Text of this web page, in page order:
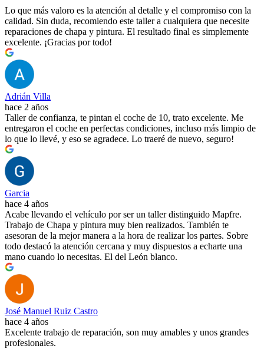
Lo que más valoro es la atención al detalle y el compromiso con la
calidad. Sin duda, recomiendo este taller a cualquiera que necesite
reparaciones de chapa y pintura. El resultado final es simplemente
excelente. ¡Gracias por todo!
Adrián Villa
hace 2 años
Taller de confianza, te pintan el coche de 10, trato excelente. Me
entregaron el coche en perfectas condiciones, incluso más limpio de
lo que lo llevé, y eso se agradece. Lo traeré de nuevo, seguro!
Garcia
hace 4 años
Acabe llevando el vehículo por ser un taller distinguido Mapfre.
Trabajo de Chapa y pintura muy bien realizados. También te
asesoran de la mejor manera a la hora de realizar los partes. Sobre
todo destacó la atención cercana y muy dispuestos a echarte una
mano cuando lo necesitas. El del León blanco.
José Manuel Ruiz Castro
hace 4 años
Excelente trabajo de reparación, son muy amables y unos grandes
profesionales.